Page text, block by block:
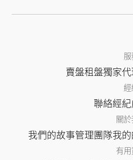
賣盤租盤獨家代
經
聯絡經紀
關
我們的故事管理團隊我
有